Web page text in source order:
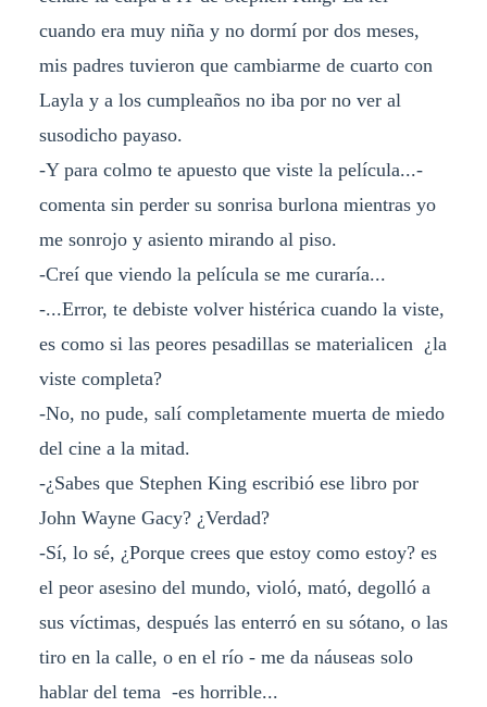
cuando era muy niña y no dormí por dos meses,
mis padres tuvieron que cambiarme de cuarto con
Layla y a los cumpleaños no iba por no ver al
susodicho payaso.
-Y para colmo te apuesto que viste la película...-
comenta sin perder su sonrisa burlona mientras yo
me sonrojo y asiento mirando al piso.
-Creí que viendo la película se me curaría...
-...Error, te debiste volver histérica cuando la viste,
es como si las peores pesadillas se materialicen ¿la
viste completa?
-No, no pude, salí completamente muerta de miedo
del cine a la mitad.
-¿Sabes que Stephen King escribió ese libro por
John Wayne Gacy? ¿Verdad?
-Sí, lo sé, ¿Porque crees que estoy como estoy? es
el peor asesino del mundo, violó, mató, degolló a
sus víctimas, después las enterró en su sótano, o las
tiro en la calle, o en el río - me da náuseas solo
hablar del tema -es horrible...